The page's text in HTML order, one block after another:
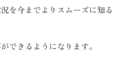
を今までよりスムーズに知る
できるようになります。